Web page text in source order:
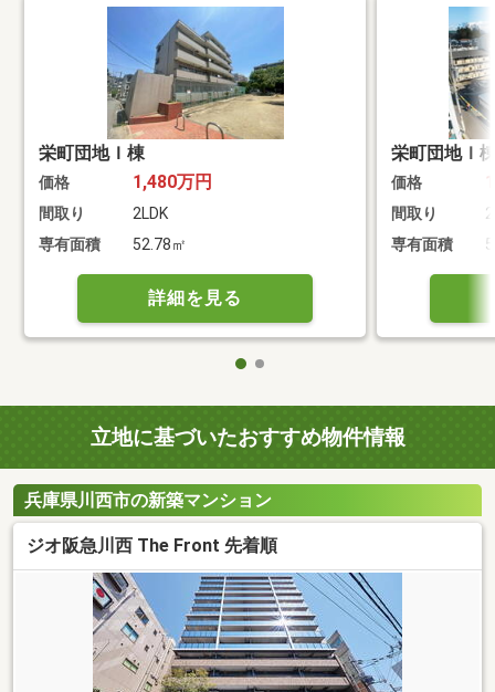
栄町団地Ｉ棟
価格 1,480万円
間取り
2LDK
専有面積
52.78㎡
詳細を見る
栄町団地Ｉ
価格
間取り
専有面積
立地に基づいたおすすめ物件情報
兵庫県川西市の新築マンション
ジオ阪急川西 The Front 先着順